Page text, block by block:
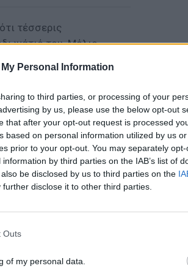
Personal Information
to third parties, or processing of your
by us, please use the below opt-out
that after your opt-out request is processed
based on personal information utilized by us
prior to your opt-out. You may separately
by third parties on the IAB’s list of
be disclosed by us to third parties on the
further disclose it to other third parties.
Outs
of my personal data.
τέσσερις
του. Μόλις
ότι δεν θα πάθω
πολύ καλά ελληνικά,
λίγο σπαστή η ομιλία
αλλά και την
Σύμφωνα